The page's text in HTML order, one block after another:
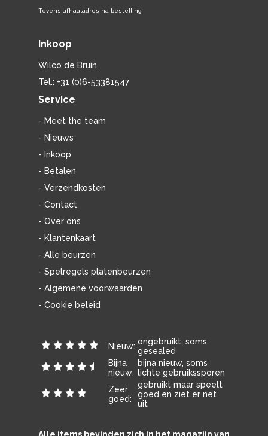
Tevens afhaaladres na bestelling
Inkoop
Wilco de Bruin
Tel.: +31 (0)6-53381547
Service
- Meet the team
- Nieuws
- Inkoop
- Betalen
- Verzendkosten
- Contact
- Over ons
- Klantenkaart
- Alle beurzen
- Spelregels platenbeurzen
- Algemene voorwaarden
- Cookie beleid
Nieuw: ongebruikt, soms
gesealed
Bijna
nieuw:
bijna nieuw, soms
lichte gebruikssporen
Zeer
goed:
gebruikt maar speelt
goed en ziet er net
uit